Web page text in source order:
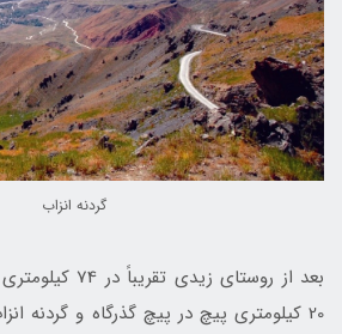
گردنه انزاب
بعد از روستای
20 کیلومتری پیچ‌ در‌ پیچ گذرگاه و گردنه